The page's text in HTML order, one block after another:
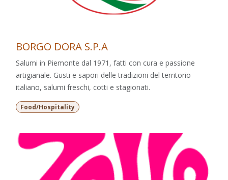
BORGO DORA S.P.A
Salumi in Piemonte dal 1971, fatti con cura e passione
artigianale. Gusti e sapori delle tradizioni del territorio
italiano, salumi freschi, cotti e stagionati.
Food/Hospitality